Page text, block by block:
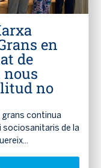
en
de
nous
no
grans continua
sociosanitaris de la